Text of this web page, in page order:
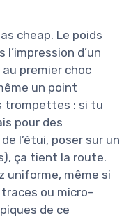
cheap. Le poids
l’impression d’un
premier choc
un point
trompettes : si tu
pour des
l’étui, poser sur un
ça tient la route.
uniforme, même si
ou micro-
de ce